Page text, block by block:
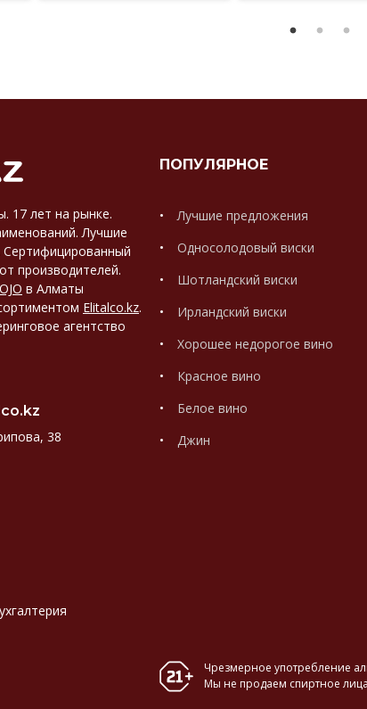
17 лет на рынке.
Лучшие
Сертифицированный
производителей.
в Алматы
Elitalco.kz.
агентство
38
ПОПУЛЯРНОЕ
Лучшие предложения
Односолодовый виски
Шотландский виски
Ирландский виски
Хорошее недорогое вино
Красное вино
Белое вино
Джин
Чрезмерное употребление
Мы не продаем спиртное